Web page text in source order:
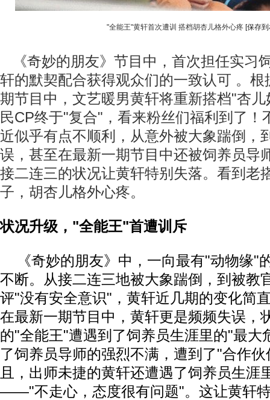
"全能王"黄轩首次遭训 搭档胡杏儿格外心疼 [保存
《奇妙的朋友》节目中，首次担任实习
轩的默契配合获得观众们的一致认可 。根
期节目中，文艺暖男黄轩将重新搭档"杏
民CP终于"复合"，看来粉丝们福利到了！
近似乎有点不顺利，从意外被大象踹倒，
误，甚至在最新一期节目中还被饲养员导
接二连三的状况让黄轩特别失落。看到老
子，胡杏儿格外心疼。
状况升级，"全能王"首遭训斥
《奇妙的朋友》中，一向最有"动物缘"
不断。从接二连三地被大象踹倒，到被教
评"没有安全意识"，黄轩近几期的变化简
在最新一期节目中，黄轩更是频频失误，
的"全能王"遭遇到了饲养员生涯里的"最大
了饲养员导师的强烈不满，遭到了"合作
且，出师未捷的黄轩还遭遇了饲养员生涯
——"不走心，态度很有问题"。这让黄轩